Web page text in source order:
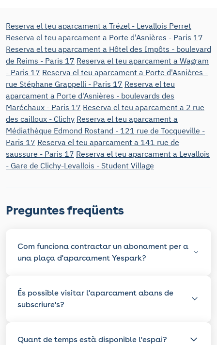
Reserva el teu aparcament a Trézel - Levallois Perret
Reserva el teu aparcament a Porte d'Asnières - Paris 17
Reserva el teu aparcament a Hôtel des Impôts - boulevard
de Reims - Paris 17 Reserva el teu aparcament a Wagram
- Paris 17 Reserva el teu aparcament a Porte d'Asnières -
rue Stéphane Grappelli - Paris 17 Reserva el teu
aparcament a Porte d'Asnières - boulevards des
Maréchaux - Paris 17 Reserva el teu aparcament a 2 rue
des cailloux - Clichy Reserva el teu aparcament a
Médiathèque Edmond Rostand - 121 rue de Tocqueville -
Paris 17 Reserva el teu aparcament a 141 rue de
saussure - Paris 17 Reserva el teu aparcament a Levallois
- Gare de Clichy-Levallois - Student Village
Preguntes freqüents
Com funciona contractar un abonament per a
una plaça d'aparcament Yespark?
És possible visitar l'aparcament abans de
subscriure's?
Quant de temps està disponible l'espai?